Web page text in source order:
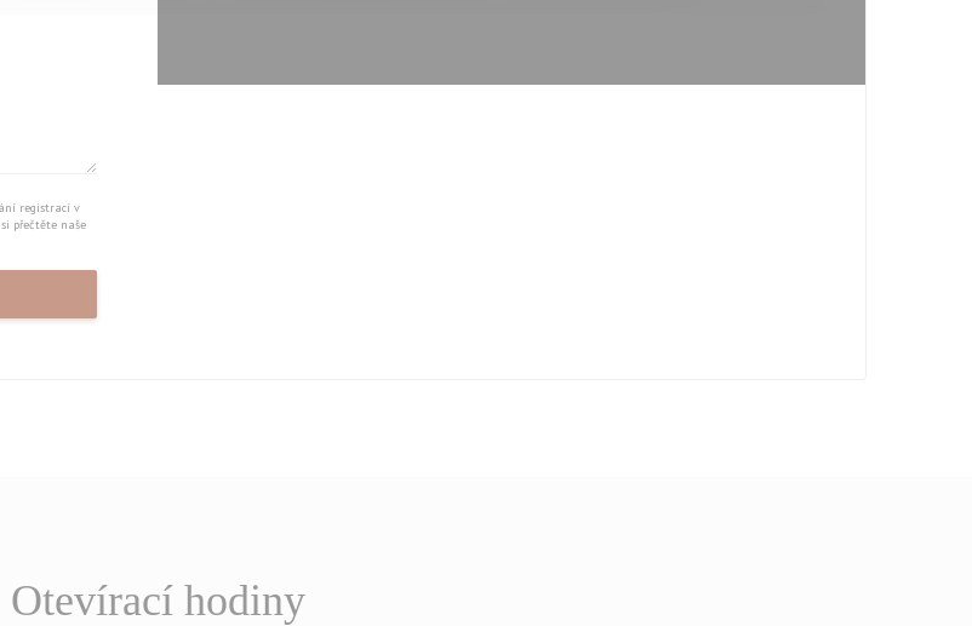
registrací v
přečtěte naše
Otevírací hodiny